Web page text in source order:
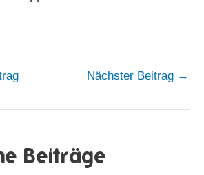
Nächster Beitrag →
Beiträge